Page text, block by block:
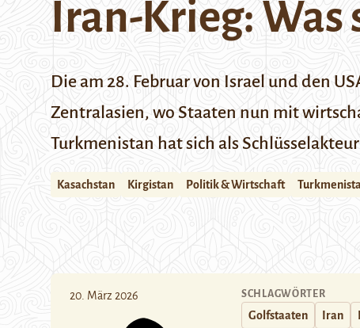
Iran-Krieg: Was
Die am 28. Februar von Israel und den
Zentralasien, wo Staaten nun mit
Turkmenistan hat sich als
Kasachstan Kirgistan Politik & Wirtschaft
20. März 2026 SCHLAGWÖRTER
Golfstaaten Iran